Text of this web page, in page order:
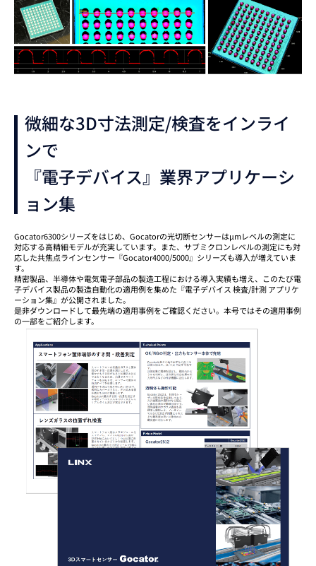
微細な3D寸法測定/検査をインライ
ンで
『電子デバイス』業界アプリケーシ
ョン集
Gocator6300シリーズをはじめ、Gocatorの光切断センサーはμmレベルの測定に
対応する高精細モデルが充実しています。また、サブミクロンレベルの測定にも対
応した共焦点ラインセンサー『Gocator4000/5000』シリーズも導入が増えていま
す。
精密製品、半導体や電気電子部品の製造工程における導入実績も増え、このたび電
子デバイス製品の製造自動化の適用例を集めた『電子デバイス 検査/計測 アプリケ
ーション集』が公開されました。
是非ダウンロードして最先端の適用事例をご確認ください。本号ではその適用事例
の一部をご紹介します。